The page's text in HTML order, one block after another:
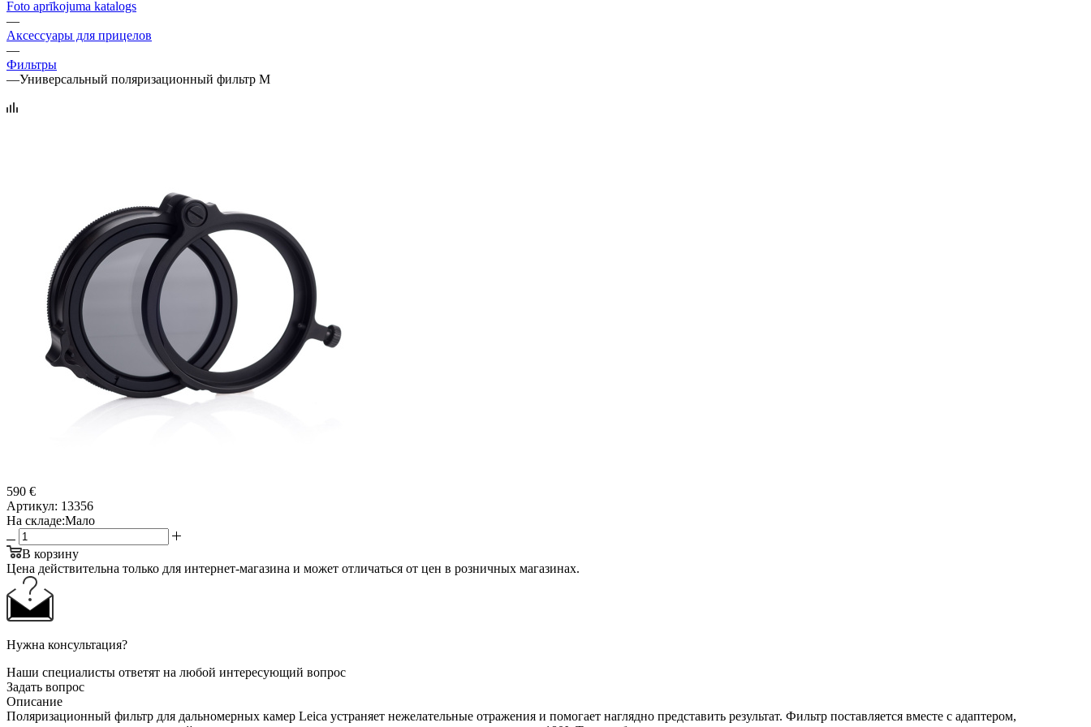
Foto aprīkojuma katalogs
—
Аксессуары для прицелов
—
Фильтры
—Универсальный поляризационный фильтр М
590 €
Артикул: 13356
На складе:Мало
В корзину
Цена действительна только для интернет-магазина и может отличаться от цен в розничных магазинах.
Нужна консультация?
Наши специалисты ответят на любой интересующий вопрос
Задать вопрос
Описание
Поляризационный фильтр для дальномерных камер Leica устраняет нежелательные отражения и помогает наглядно представить результат. Фильтр поставляется вместе с адаптером,